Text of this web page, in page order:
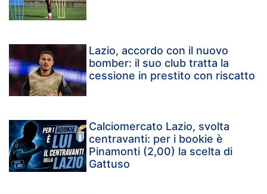
Lazio, accordo con il nuovo
bomber: il suo club tratta la
cessione in prestito con riscatto
Calciomercato Lazio, svolta
centravanti: per i bookie è
Pinamonti (2,00) la scelta di
Gattuso